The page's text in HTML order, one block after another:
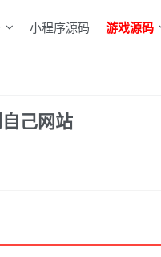
小程序源码 游戏源码
己网站